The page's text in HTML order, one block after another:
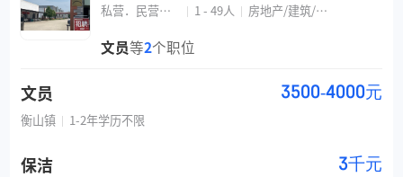
私营．民营企业 | 1 - 49人 | 房地产/建筑/家居/室内设计/装潢
文员等2个职位
文员 3500-4000元
衡山镇 | 1-2年学历不限
保洁 3千元